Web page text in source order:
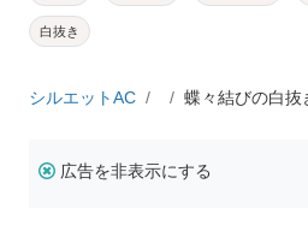
白抜き
シルエットAC 蝶々結びの白抜
広告を非表示にする